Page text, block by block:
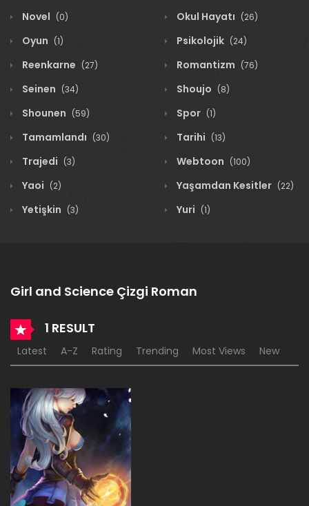
Novel (0) Okul Hayatı (26)
Oyun (1) Psikolojik (24)
Reenkarne (27) Romantizm (76)
Seinen (34) Shoujo (8)
Shounen (59) Spor (1)
Tamamlandı (30) Tarihi (13)
Trajedi (3) Webtoon (100)
Yaoi (2) Yaşamdan Kesitler (22)
Yetişkin (3) Yuri (1)
Girl and Science Çizgi Roman
1 RESULT
Latest A-Z Rating Trending Most Views New